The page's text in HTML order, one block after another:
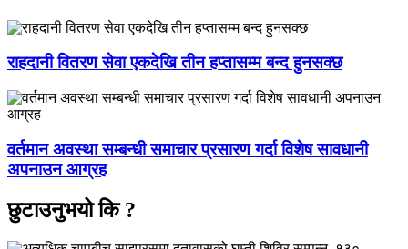
राहदानी वितरण सेवा एकदेखि तीन हप्तासम्म बन्द हुनसक्छ
वर्तमान अवस्था सम्बन्धी समाचार प्रसारण गर्दा विशेष सावधानी
अपनाउन आग्रह
छुटाउनुभयो कि ?